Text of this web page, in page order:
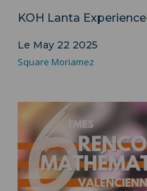
KOH Lanta Experience
Le May 22 2025
Square Moriamez